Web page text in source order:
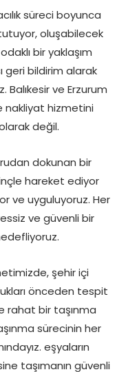
süreci boyunca
oluşabilecek
bir yaklaşım
geri bildirim alarak
ve Erzurum
nakliyat hizmetini
değil.
dokunan bir
hareket ediyor
ve uyguluyoruz. Her
ve güvenli bir
şehir içi
önceden tespit
rahat bir taşınma
sürecinin her
eşyaların
taşımanın güvenli